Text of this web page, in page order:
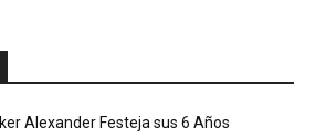
Iker Alexander Festeja sus 6 Años